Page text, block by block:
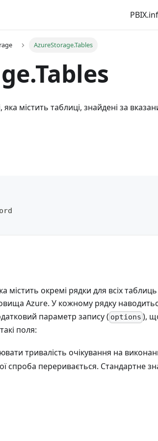
AzureStorage.Tables
яка містить таблиці, знайдені за
містить окремі рядки для всіх
Azure. У кожному рядку
параметр запису ( options ),
поля:
тривалість очікування на
спроба переривається. Стандартне